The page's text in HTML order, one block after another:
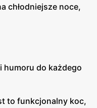
chłodniejsze noce,
humoru do każdego
to funkcjonalny koc,